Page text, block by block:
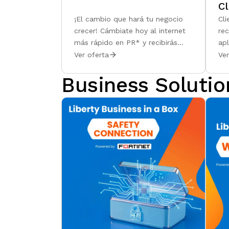
¡El cambio que hará tu negocio
crecer! Cámbiate hoy al internet
más rápido en PR* y recibirás
hasta $200 a través de créditos
penalidad de tu proveedor actual
de internet fijo. Para más detalles
regístrate.
Ver oferta
Business